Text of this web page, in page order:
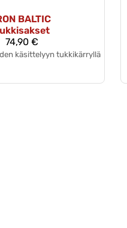
BALTIC
74,90 €
käsittelyyn tukkikärryllä